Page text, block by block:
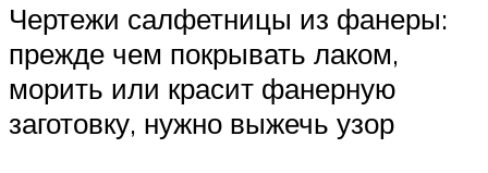
Чертежи салфетницы из фанеры:
прежде чем покрывать лаком,
морить или красит фанерную
заготовку, нужно выжечь узор